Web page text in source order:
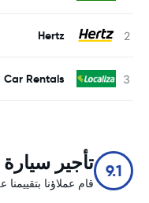
Hertz
Car Rentals
9.1 تأجير
قام عملاؤنا بتقييمنا على 9.1/ 10 من أصل